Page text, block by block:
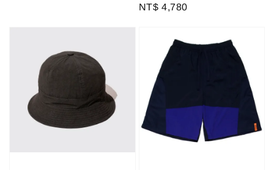
Regular
NT$ 4,780